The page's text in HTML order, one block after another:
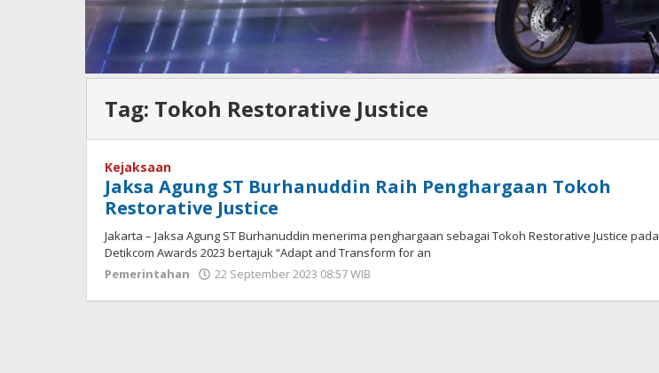
Tag: Tokoh Restorative Justice
Kejaksaan
Jaksa Agung ST Burhanuddin Raih Penghargaan Tokoh
Restorative Justice
Jakarta – Jaksa Agung ST Burhanuddin menerima penghargaan sebagai Tokoh Restorative Justice pada
Detikcom Awards 2023 bertajuk “Adapt and Transform for an
Pemerintahan
22 September 2023 08:57 WIB